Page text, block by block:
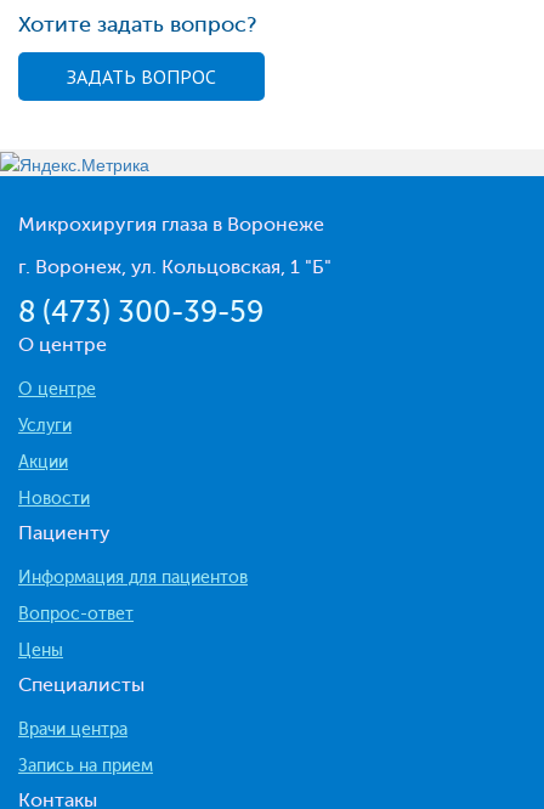
Хотите задать вопрос?
ЗАДАТЬ ВОПРОС
Микрохиругия глаза в Воронеже
г. Воронеж, ул. Кольцовская, 1 "Б"
8 (473) 300-39-59
О центре
О центре
Услуги
Акции
Новости
Пациенту
Информация для пациентов
Вопрос-ответ
Цены
Специалисты
Врачи центра
Запись на прием
Контакы